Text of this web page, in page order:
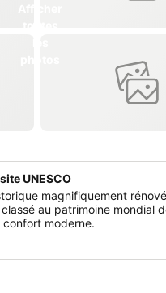
UNESCO
magnifiquement
au patrimoine mondial
confort moderne.